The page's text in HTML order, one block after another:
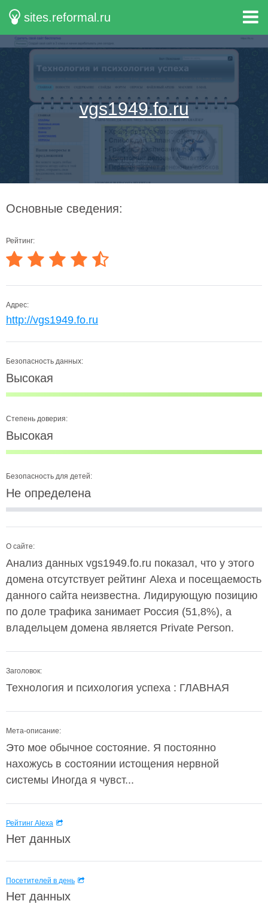
sites.reformal.ru
vgs1949.fo.ru
Основные сведения:
Рейтинг:
Адрес:
http://vgs1949.fo.ru
Безопасность данных:
Высокая
Степень доверия:
Высокая
Безопасность для детей:
Не определена
О сайте:
Анализ данных vgs1949.fo.ru показал, что у этого
домена отсутствует рейтинг Alexa и посещаемость
данного сайта неизвестна. Лидирующую позицию
по доле трафика занимает Россия (51,8%), а
владельцем домена является Private Person.
Заголовок:
Технология и психология успеха : ГЛАВНАЯ
Мета-описание:
Это мое обычное состояние. Я постоянно
нахожусь в состоянии истощения нервной
системы Иногда я чувст...
Рейтинг Alexa
Нет данных
Посетителей в день
Нет данных